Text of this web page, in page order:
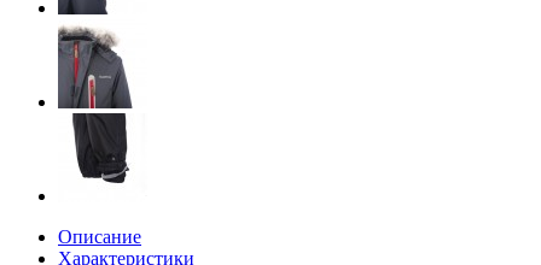
Описание
Характеристики